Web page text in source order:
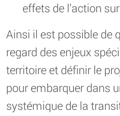
effets de l’action
Ainsi il est possible de
regard des enjeux
territoire et définir le
pour embarquer dans
systémique de la